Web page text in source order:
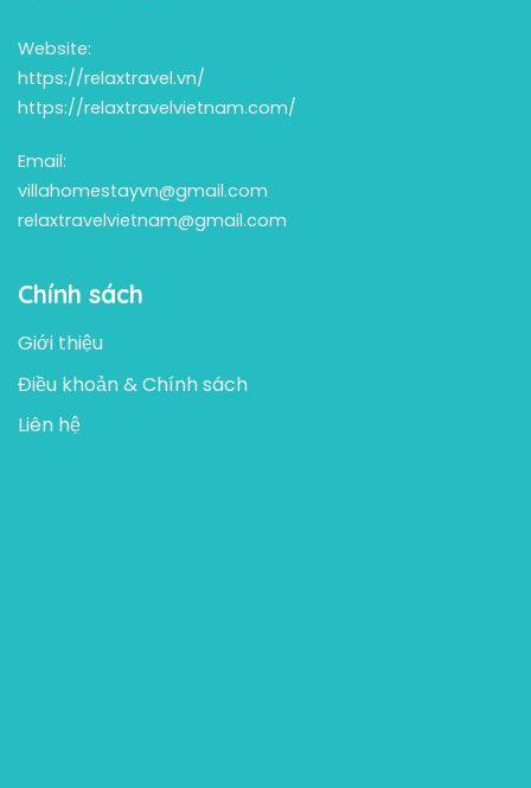
Website:
https://relaxtravel.vn/
https://relaxtravelvietnam.com/
Email:
villahomestayvn@gmail.com
relaxtravelvietnam@gmail.com
Chính sách
Giới thiệu
Điều khoản & Chính sách
Liên hệ